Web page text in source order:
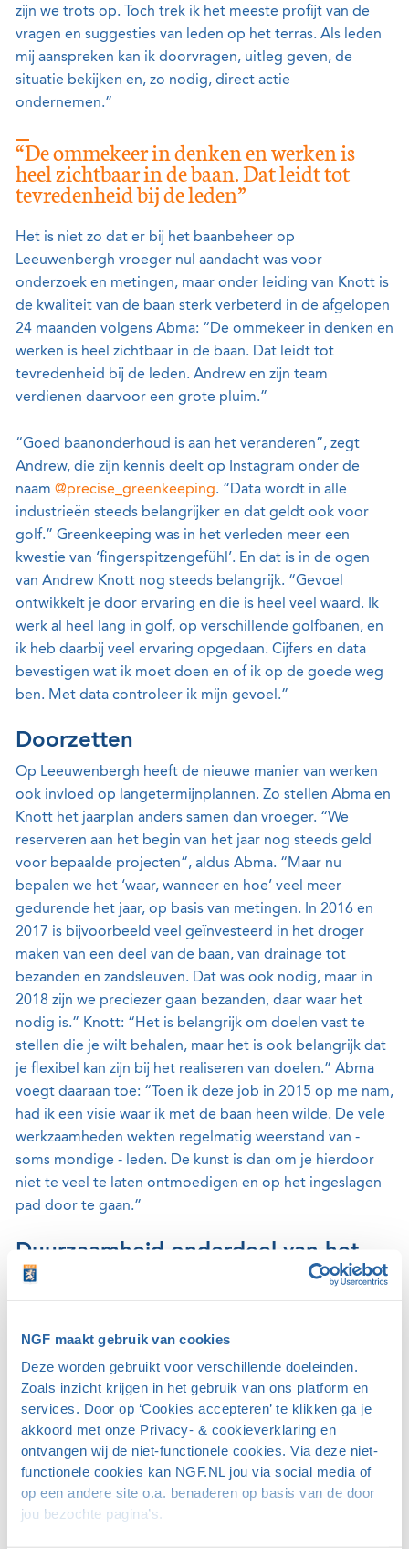
NGF maakt gebruik van cookies
Deze worden gebruikt voor verschillende doeleinden.
Zoals inzicht krijgen in het gebruik van ons platform en
services. Door op ‘Cookies accepteren’ te klikken ga je
akkoord met onze Privacy- & cookieverklaring en
ontvangen wij de niet-functionele cookies. Via deze niet-
functionele cookies kan NGF.NL jou via social media of
op een andere site o.a. benaderen op basis van de door
jou bezochte pagina’s.
zijn we trots op. Toch trek ik het meeste profijt van de
vragen en suggesties van leden op het terras. Als leden
mij aanspreken kan ik doorvragen, uitleg geven, de
situatie bekijken en, zo nodig, direct actie
ondernemen.”
“De ommekeer in denken en werken is
heel zichtbaar in de baan. Dat leidt tot
tevredenheid bij de leden”
Het is niet zo dat er bij het baanbeheer op
Leeuwenbergh vroeger nul aandacht was voor
onderzoek en metingen, maar onder leiding van Knott is
de kwaliteit van de baan sterk verbeterd in de afgelopen
24 maanden volgens Abma: “De ommekeer in denken en
werken is heel zichtbaar in de baan. Dat leidt tot
tevredenheid bij de leden. Andrew en zijn team
verdienen daarvoor een grote pluim.”
“Goed baanonderhoud is aan het veranderen”, zegt
Andrew, die zijn kennis deelt op Instagram onder de
naam @precise_greenkeeping. “Data wordt in alle
industrieën steeds belangrijker en dat geldt ook voor
golf.” Greenkeeping was in het verleden meer een
kwestie van ‘fingerspitzengefühl’. En dat is in de ogen
van Andrew Knott nog steeds belangrijk. “Gevoel
ontwikkelt je door ervaring en die is heel veel waard. Ik
werk al heel lang in golf, op verschillende golfbanen, en
ik heb daarbij veel ervaring opgedaan. Cijfers en data
bevestigen wat ik moet doen en of ik op de goede weg
ben. Met data controleer ik mijn gevoel.”
Doorzetten
Op Leeuwenbergh heeft de nieuwe manier van werken
ook invloed op langetermijnplannen. Zo stellen Abma en
Knott het jaarplan anders samen dan vroeger. “We
reserveren aan het begin van het jaar nog steeds geld
voor bepaalde projecten”, aldus Abma. “Maar nu
bepalen we het ‘waar, wanneer en hoe’ veel meer
gedurende het jaar, op basis van metingen. In 2016 en
2017 is bijvoorbeeld veel geïnvesteerd in het droger
maken van een deel van de baan, van drainage tot
bezanden en zandsleuven. Dat was ook nodig, maar in
2018 zijn we preciezer gaan bezanden, daar waar het
nodig is.” Knott: “Het is belangrijk om doelen vast te
stellen die je wilt behalen, maar het is ook belangrijk dat
je flexibel kan zijn bij het realiseren van doelen.” Abma
voegt daaraan toe: “Toen ik deze job in 2015 op me nam,
had ik een visie waar ik met de baan heen wilde. De vele
werkzaamheden wekten regelmatig weerstand van -
soms mondige - leden. De kunst is dan om je hierdoor
niet te veel te laten ontmoedigen en op het ingeslagen
pad door te gaan.”
Duurzaamheid onderdeel van het
beleid
Leeuwenbergh is de enige golfbaan binnen de
hectare groot, is in 1988 aangelegd naar een ontwerp
van architect Gerard Jol. Later volgden aanpassingen
onder leiding van Alan Rijks. De club is sinds 2018 GEO-
gecertificeerd. Knott en Abma zijn grote pleitbezorgers
van waar GEO voor staat: bewust omgaan met natuur en
milieu en maatschappelijk verantwoord ondernemen.
Abma benadrukt dat duurzaamheid op een golfclub
meer is dan enkele vrijwilligers in een commissie die zich